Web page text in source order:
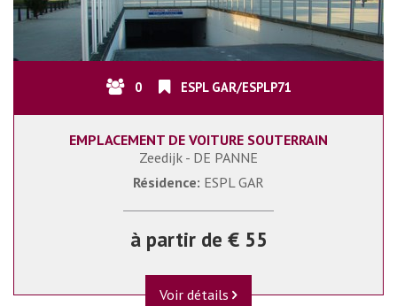
0 ESPL GAR/ESPLP71
EMPLACEMENT DE VOITURE SOUTERRAIN
Zeedijk - DE PANNE
Résidence: ESPL GAR
à partir de € 55
Voir détails